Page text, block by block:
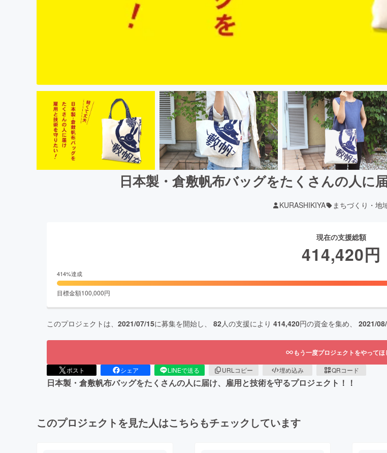
日本製・倉敷帆布バッグをたくさんの人に
KURASHIKIYA まちづくり・地
現在の支援総額
414,420円
414%達成
目標金額100,000円
このプロジェクトは、 2021/07/15に募集を開始し、 82人の支援により 414,420円の資金を集め、 2021/
もう一度プロジェクトをやってほ
ポスト シェア LINEで送る URLコピー 埋め込み QRコード
日本製・倉敷帆布バッグをたくさんの人に届け、雇用と技術を守るプロジェクト！！
このプロジェクトを見た人はこちらもチェックしています